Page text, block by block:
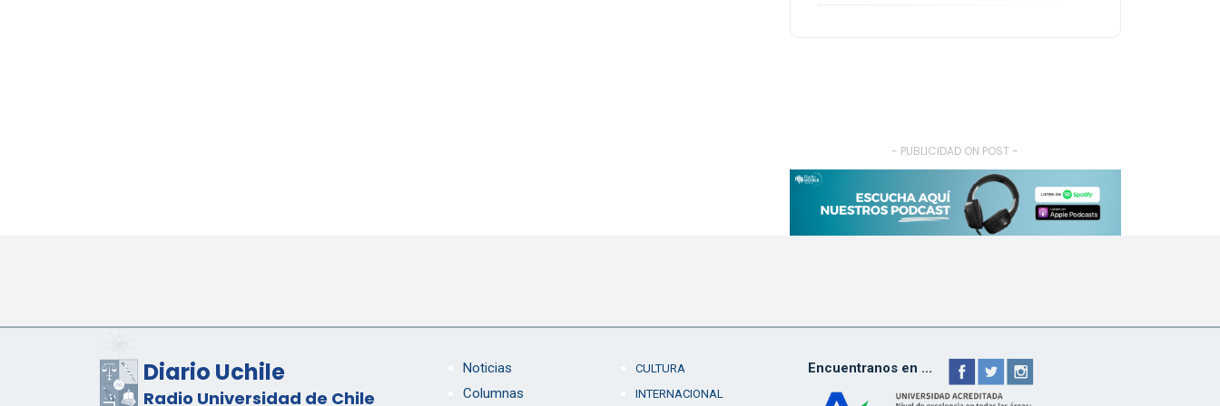
- PUBLICIDAD ON POST -
Diario Uchile
Radio Universidad de Chile
Noticias
Columnas
CULTURA
INTERNACIONAL
Encuentranos en ...